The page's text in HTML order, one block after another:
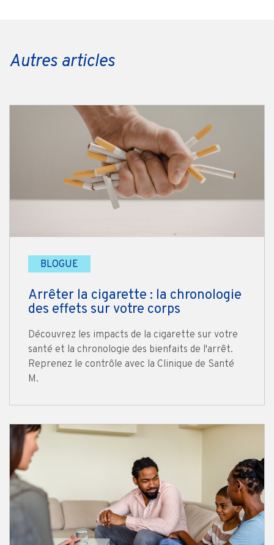
Autres articles
BLOGUE
Arrêter la cigarette : la chronologie
des effets sur votre corps
Découvrez les impacts de la cigarette sur votre
santé et la chronologie des bienfaits de l'arrêt.
Reprenez le contrôle avec la Clinique de Santé
M.